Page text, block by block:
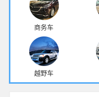
商务车
越野车